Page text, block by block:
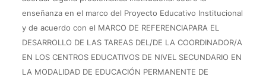
enseñanza en el marco del Proyecto Educativo Institucional
y de acuerdo con el MARCO DE REFERENCIAPARA EL
DESARROLLO DE LAS TAREAS DEL/DE LA COORDINADOR/A
EN LOS CENTROS EDUCATIVOS DE NIVEL SECUNDARIO EN
LA MODALIDAD DE EDUCACIÓN PERMANENTE DE